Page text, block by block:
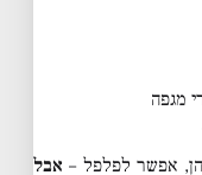
מגפה
אפשר לפלפל – אבל